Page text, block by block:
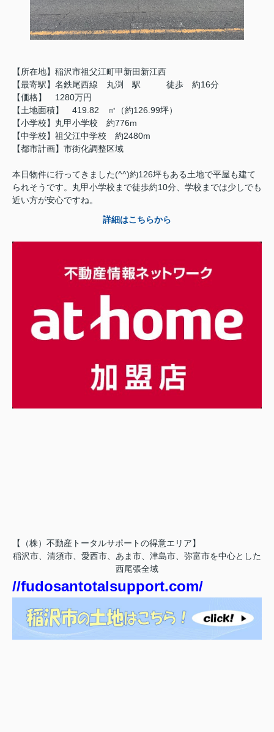
【所在地】稲沢市祖父江町甲新田新江西
【最寄駅】名鉄尾西線 丸渕 駅 徒歩 約16分
【価格】 1280万円
【土地面積】 419.82 ㎡（約126.99坪）
【小学校】丸甲小学校 約776m
【中学校】祖父江中学校 約2480m
【都市計画】市街化調整区域
本日物件に行ってきました(^^)約126坪もある土地で平屋も建て
られそうです。丸甲小学校まで徒歩約10分、学校までは少しでも
近い方が安心ですね。
詳細はこちらから
【（株）不動産トータルサポートの得意エリア】
稲沢市、清須市、愛西市、あま市、津島市、弥富市を中心とした
西尾張全域
//fudosantotalsupport.com/